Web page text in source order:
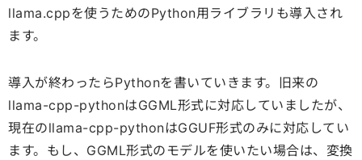
llama.cppを使うためのPython用ライブラリも導入され
ます。
導入が終わったらPythonを書いていきます。旧来の
llama-cpp-pythonはGGML形式に対応していましたが、
現在のllama-cpp-pythonはGGUF形式のみに対応してい
ます。もし、GGML形式のモデルを使いたい場合は、変換